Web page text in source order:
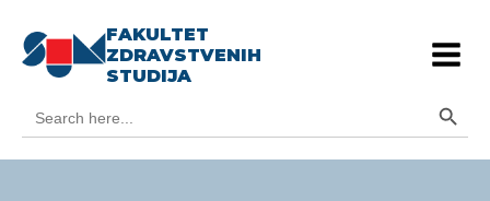
FAKULTET
ZDRAVSTVENIH
STUDIJA
for: